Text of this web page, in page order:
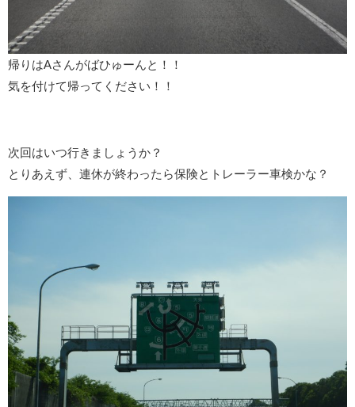
帰りはAさんがばひゅーんと！！
気を付けて帰ってください！！
次回はいつ行きましょうか？
とりあえず、連休が終わったら保険とトレーラー車検かな？